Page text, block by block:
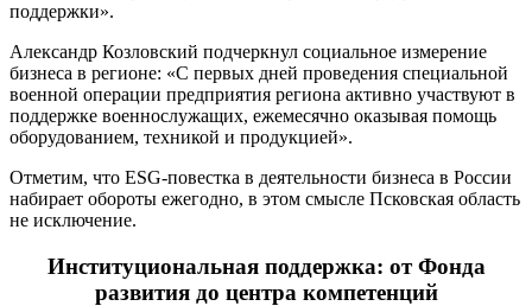
поддержки».
Александр Козловский подчеркнул социальное измерение
бизнеса в регионе: «С первых дней проведения специальной
военной операции предприятия региона активно участвуют в
поддержке военнослужащих, ежемесячно оказывая помощь
оборудованием, техникой и продукцией».
Отметим, что ESG-повестка в деятельности бизнеса в России
набирает обороты ежегодно, в этом смысле Псковская область
не исключение.
Институциональная поддержка: от Фонда
развития до центра компетенций